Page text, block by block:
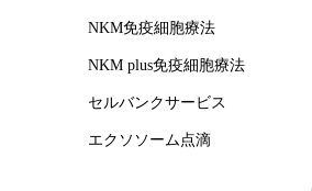
NKM免疫細胞療法
NKM plus免疫細胞療法
セルバンクサービス
エクソソーム点滴